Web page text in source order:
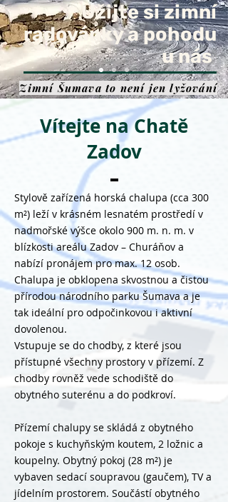
Užijte si zimní
radovánky a pohodu
u nás
Zimní Šumava to není jen lyžování
Vítejte na Chatě
Zadov
Stylově zařízená horská chalupa (cca 300
m²) leží v krásném lesnatém prostředí v
nadmořské výšce okolo 900 m. n. m. v
blízkosti areálu Zadov – Churáňov a
nabízí pronájem pro max. 12 osob.
Chalupa je obklopena skvostnou a čistou
přírodou národního parku Šumava a je
tak ideální pro odpočinkovou i aktivní
dovolenou.
Vstupuje se do chodby, z které jsou
přístupné všechny prostory v přízemí. Z
chodby rovněž vede schodiště do
obytného suterénu a do podkroví.
Přízemí chalupy se skládá z obytného
pokoje s kuchyňským koutem, 2 ložnic a
koupelny. Obytný pokoj (28 m²) je
vybaven sedací soupravou (gaučem), TV a
jídelním prostorem. Součástí obytného